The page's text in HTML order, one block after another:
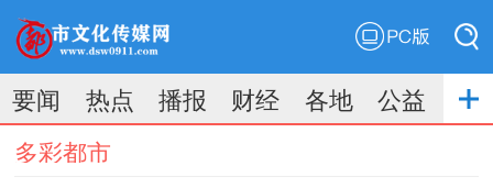
搜索
搜索
要闻 热点 播报 财经 各地
公益
多彩都市